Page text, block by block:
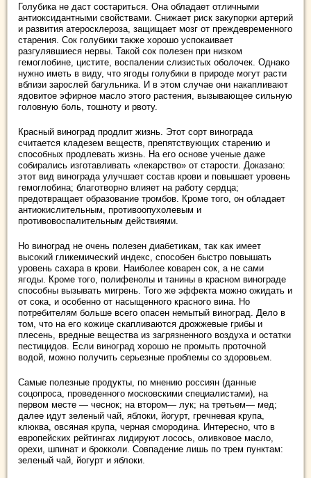
Голубика не даст состариться. Она обладает отличными
антиоксидантными свойствами. Снижает риск закупорки артерий
и развития атеросклероза, защищает мозг от преждевременного
старения. Сок голубики также хорошо успокаивает
разгулявшиеся нервы. Такой сок полезен при низком
гемоглобине, цистите, воспалении слизистых оболочек. Однако
нужно иметь в виду, что ягоды голубики в природе могут расти
вблизи зарослей багульника. И в этом случае они накапливают
ядовитое эфирное масло этого растения, вызывающее сильную
головную боль, тошноту и рвоту.
Красный виноград продлит жизнь. Этот сорт винограда
считается кладезем веществ, препятствующих старению и
способных продлевать жизнь. На его основе ученые даже
собирались изготавливать «лекарство» от старости. Доказано:
этот вид винограда улучшает состав крови и повышает уровень
гемоглобина; благотворно влияет на работу сердца;
предотвращает образование тромбов. Кроме того, он обладает
антиокислительным, противоопухолевым и
противовоспалительным действиями.
Но виноград не очень полезен диабетикам, так как имеет
высокий гликемический индекс, способен быстро повышать
уровень сахара в крови. Наиболее коварен сок, а не сами
ягоды. Кроме того, полифенолы и танины в красном винограде
способны вызывать мигрень. Того же эффекта можно ожидать и
от сока, и особенно от насыщенного красного вина. Но
потребителям больше всего опасен немытый виноград. Дело в
том, что на его кожице скапливаются дрожжевые грибы и
плесень, вредные вещества из загрязненного воздуха и остатки
пестицидов. Если виноград хорошо не промыть проточной
водой, можно получить серьезные проблемы со здоровьем.
Самые полезные продукты, по мнению россиян (данные
соцопроса, проведенного московскими специалистами), на
первом месте — чеснок; на втором— лук; на третьем— мед;
далее идут зеленый чай, яблоки, йогурт, гречневая крупа,
клюква, овсяная крупа, черная смородина. Интересно, что в
европейских рейтингах лидируют лосось, оливковое масло,
орехи, шпинат и брокколи. Совпадение лишь по трем пунктам:
зеленый чай, йогурт и яблоки.